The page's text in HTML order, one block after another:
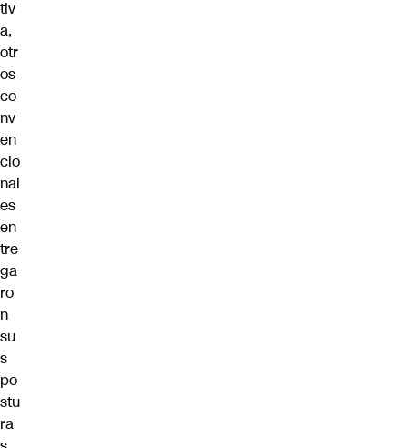
tiv
a,
otr
os
co
nv
en
cio
nal
es
en
tre
ga
ro
n
su
s
po
stu
ra